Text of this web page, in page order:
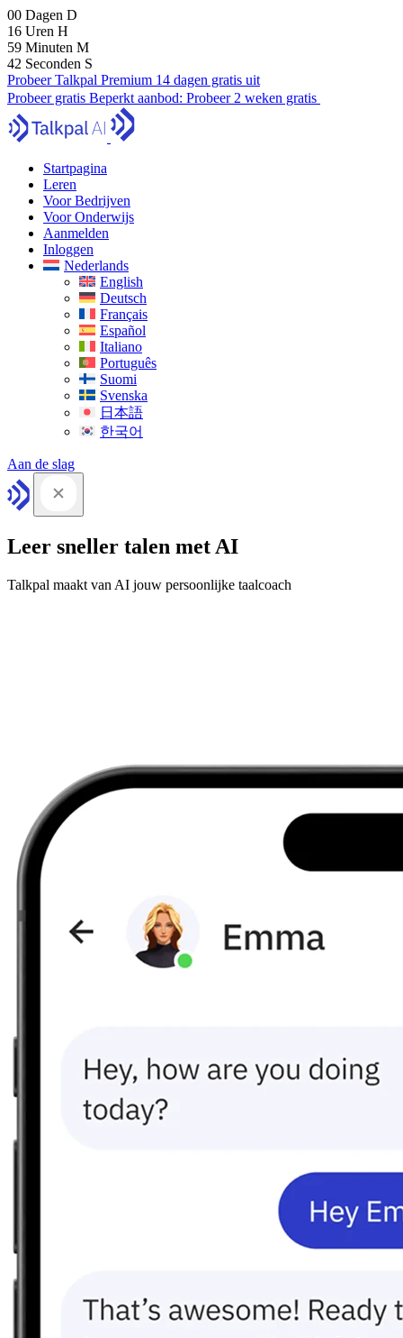
00 Dagen D
16 Uren H
59 Minuten M
41 Seconden S
Probeer Talkpal Premium 14 dagen gratis uit
Probeer gratis Beperkt aanbod: Probeer 2 weken gratis
Startpagina
Leren
Voor Bedrijven
Voor Onderwijs
Aanmelden
Inloggen
Nederlands
English
Deutsch
Français
Español
Italiano
Português
Suomi
Svenska
日本語
한국어
Aan de slag
Leer sneller talen met AI
Talkpal maakt van AI jouw persoonlijke taalcoach